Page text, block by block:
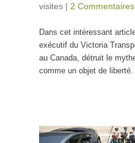
visites | 2 Commentaires
Dans cet intéressant
exécutif du Victoria
au Canada, détruit le
comme un objet de liberté.